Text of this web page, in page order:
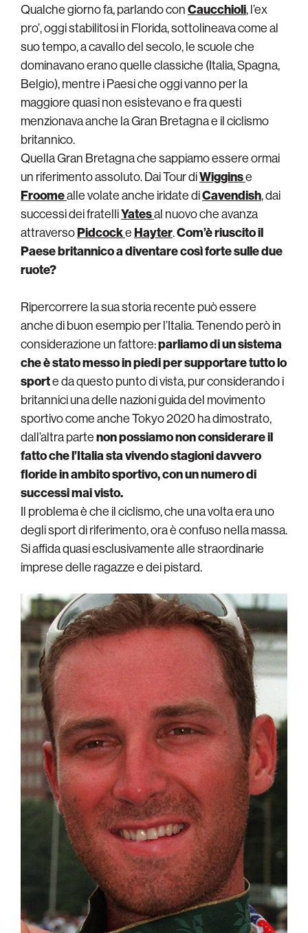
Qualche giorno fa, parlando conCaucchioli, l’ex
pro’, oggi stabilitosi in Florida, sottolineava come al
suo tempo, a cavallo del secolo, le scuole che
dominavano erano quelle classiche (Italia, Spagna,
Belgio), mentre i Paesi che oggi vanno per la
maggiore quasi non esistevano e fra questi
menzionava anche la Gran Bretagna e il ciclismo
britannico.
Quella Gran Bretagna che sappiamo essere ormai
un riferimento assoluto. Dai Tour diWigginse
Froomealle volate anche iridate diCavendish, dai
successi dei fratelliYatesal nuovo che avanza
attraversoPidcockeHayter.Com’è riuscito il
Paese britannico a diventare così forte sulle due
ruote?
Ripercorrere la sua storia recente può essere
anche di buon esempio per l’Italia. Tenendo però in
considerazione un fattore:parliamo di un sistema
che è stato messo in piedi per supportare tutto lo
sporte da questo punto di vista, pur considerando i
britannici una delle nazioni guida del movimento
sportivo come anche Tokyo 2020 ha dimostrato,
dall’altra partenon possiamo non considerare il
fatto che l’Italia sta vivendo stagioni davvero
floride in ambito sportivo, con un numero di
successi mai visto.
Il problema è che il ciclismo, che una volta era uno
degli sport di riferimento, ora è confuso nella massa.
Si affida quasi esclusivamente alle straordinarie
imprese delle ragazze e dei pistard.